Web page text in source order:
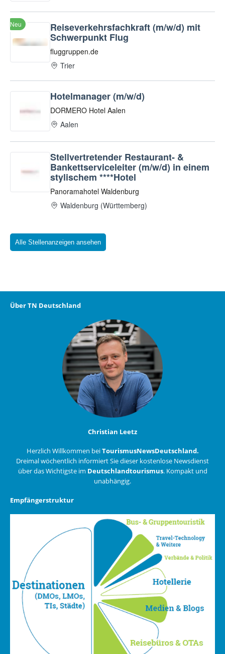
Alle Stellenanzeigen ansehen
Über TN Deutschland
Christian Leetz
Herzlich Willkommen beiTourismusNewsDeutschland.
Dreimal wöchentlich informiert Sie dieser kostenlose Newsdienst
über das Wichtigste im Deutschlandtourismus. Kompakt und
unabhängig.
Empfängerstruktur